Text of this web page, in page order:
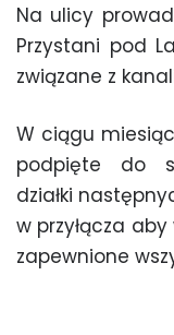
Na ulicy
Przystani pod
związane z
W ciągu
podpięte do
działki
w przyłącza
zapewnione